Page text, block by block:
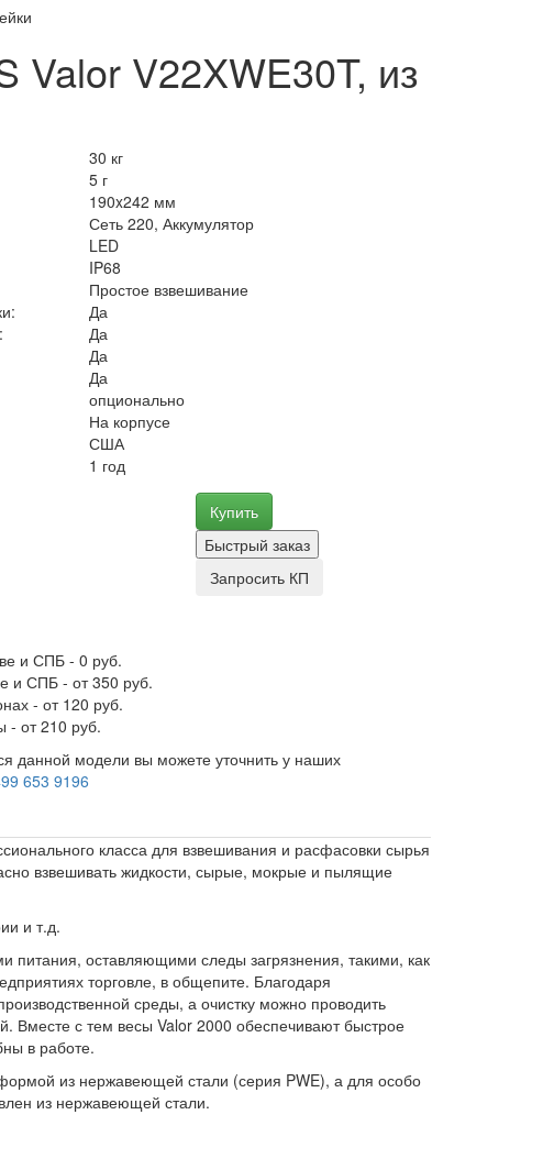
V22XWE30T, из
30 кг
5 г
190x242 мм
Сеть 220, Аккумулятор
LED
IP68
Простое взвешивание
Да
Да
Да
Да
опционально
На корпусе
США
1 год
Купить
Быстрый заказ
Запросить КП
и СПБ - 0 руб.
и СПБ - от 350 руб.
- от 120 руб.
- от 210 руб.
данной модели вы можете уточнить у наших
653 9196
класса для взвешивания и расфасовки сырья
взвешивать жидкости, сырые, мокрые и пылящие
и т.д.
питания, оставляющими следы загрязнения, такими, как
торговле, в общепите. Благодаря
среды, а очистку можно проводить
с тем весы Valor 2000 обеспечивают быстрое
в работе.
из нержавеющей стали (серия PWE), а для особо
из нержавеющей стали.